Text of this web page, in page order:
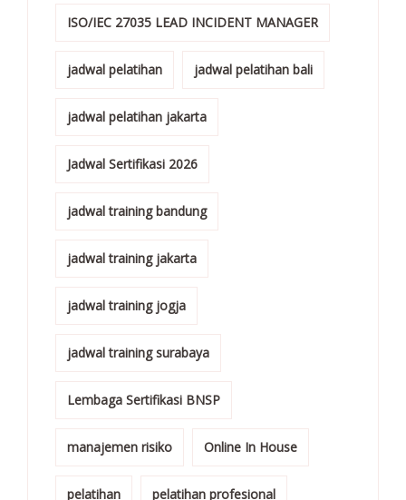
ISO/IEC 27035 LEAD INCIDENT MANAGER
jadwal pelatihan jadwal pelatihan bali
jadwal pelatihan jakarta
Jadwal Sertifikasi 2026
jadwal training bandung
jadwal training jakarta
jadwal training jogja
jadwal training surabaya
Lembaga Sertifikasi BNSP
manajemen risiko Online In House
pelatihan pelatihan profesional